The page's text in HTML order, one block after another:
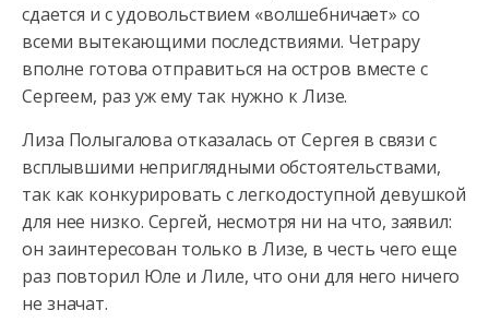
сдается и с удовольствием «волшебничает» со
всеми вытекающими последствиями. Четрару
вполне готова отправиться на остров вместе с
Сергеем, раз уж ему так нужно к Лизе.
Лиза Полыгалова отказалась от Сергея в связи с
всплывшими неприглядными обстоятельствами,
так как конкурировать с легкодоступной девушкой
для нее низко. Сергей, несмотря ни на что, заявил:
он заинтересован только в Лизе, в честь чего еще
раз повторил Юле и Лиле, что они для него ничего
не значат.